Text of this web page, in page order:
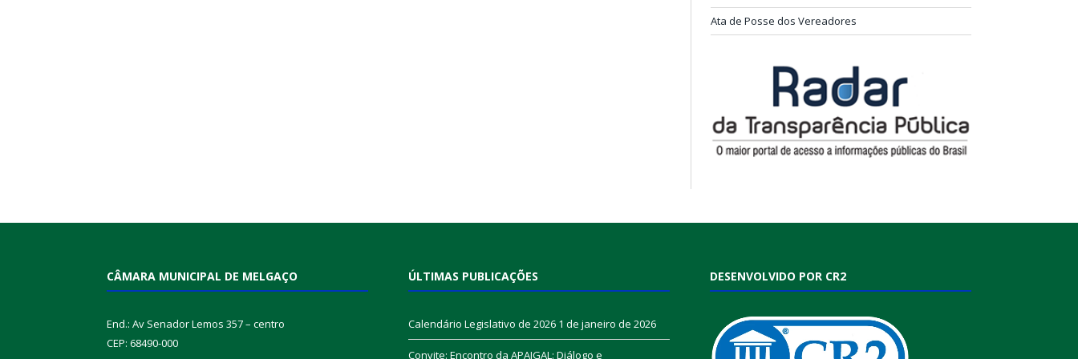
Ata de Posse dos Vereadores
CÂMARA MUNICIPAL DE MELGAÇO
End.: Av Senador Lemos 357 – centro
CEP: 68490-000
ÚLTIMAS PUBLICAÇÕES
Calendário Legislativo de 2026 1 de janeiro de 2026
Convite: Encontro da APAIGAL: Diálogo e
DESENVOLVIDO POR CR2